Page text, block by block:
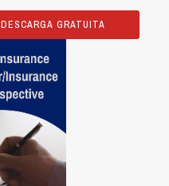
DESCARGA GRATUITA